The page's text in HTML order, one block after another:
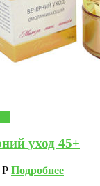
уход 45+
Р Подробнее